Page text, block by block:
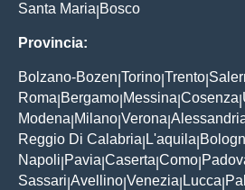
Santa Maria Bosco
Provincia:
Bolzano-Bozen Torino Trento
Roma Bergamo Messina Cosenza
Modena Milano Verona
Reggio Di Calabria L'aquila
Napoli Pavia Caserta Como
Sassari Avellino Venezia Lucca